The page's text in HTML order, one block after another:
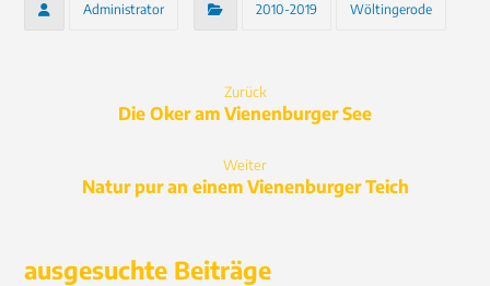
Administrator 2010-2019 Wöltingerode
Zurück
Die Oker am Vienenburger See
Weiter
Natur pur an einem Vienenburger Teich
ausgesuchte Beiträge